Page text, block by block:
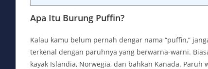
Apa Itu Burung Puffin?
Kalau kamu belum pernah dengar nama “puffin,”
terkenal dengan paruhnya yang berwarna-warni.
kayak Islandia, Norwegia, dan bahkan Kanada.